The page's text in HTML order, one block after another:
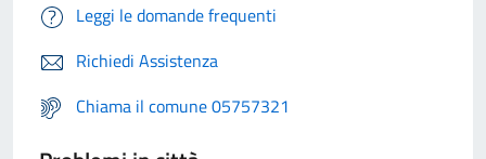
Leggi le domande frequenti
Richiedi Assistenza
Chiama il comune 05757321